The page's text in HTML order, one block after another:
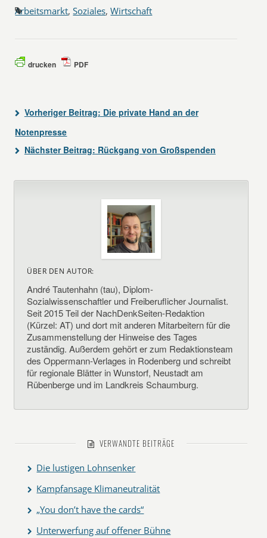
Arbeitsmarkt,Soziales,Wirtschaft
drucken PDF
Vorheriger Beitrag: Die private Hand an der
Notenpresse
Nächster Beitrag: Rückgang von Großspenden
ÜBER DEN AUTOR:
André Tautenhahn (tau), Diplom-
Sozialwissenschaftler und Freiberuflicher Journalist.
Seit 2015 Teil der NachDenkSeiten-Redaktion
(Kürzel: AT) und dort mit anderen Mitarbeitern für die
Zusammenstellung der Hinweise des Tages
zuständig. Außerdem gehört er zum Redaktionsteam
des Oppermann-Verlages in Rodenberg und schreibt
für regionale Blätter in Wunstorf, Neustadt am
Rübenberge und im Landkreis Schaumburg.
VERWANDTE BEITRÄGE
Die lustigen Lohnsenker
Kampfansage Klimaneutralität
„You don’t have the cards“
Unterwerfung auf offener Bühne